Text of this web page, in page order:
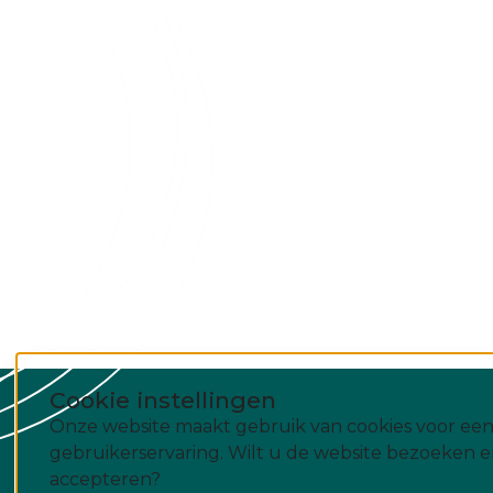
Cookie instellingen
Onze website maakt gebruik van cookies voor
gebruikerservaring. Wilt u de website bezoeken
accepteren?